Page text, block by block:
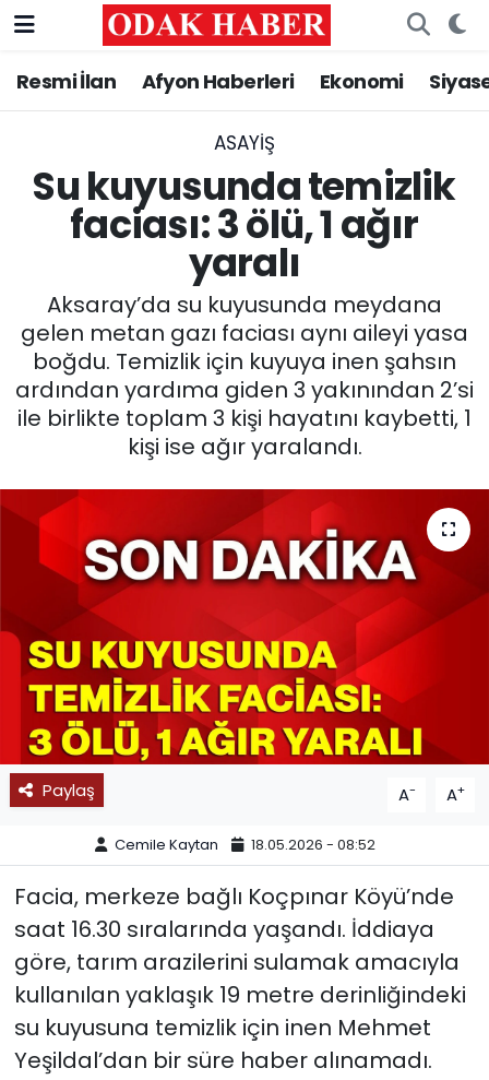
Resmi İlan Afyon Haberleri Ekonomi
ASAYİŞ
Su kuyusunda temizlik
faciası: 3 ölü, 1 ağır
yaralı
Aksaray’da su kuyusunda meydana
gelen metan gazı faciası aynı aileyi yasa
boğdu. Temizlik için kuyuya inen şahsın
ardından yardıma giden 3 yakınından 2’si
ile birlikte toplam 3 kişi hayatını kaybetti, 1
kişi ise ağır yaralandı.
Paylaş A- A+
Cemile Kaytan 18.05.2026 - 08:52
Facia, merkeze bağlı Koçpınar Köyü’nde
saat 16.30 sıralarında yaşandı. İddiaya
göre, tarım arazilerini sulamak amacıyla
kullanılan yaklaşık 19 metre derinliğindeki
su kuyusuna temizlik için inen Mehmet
Yeşildal’dan bir süre haber alınamadı.
AFYONKARAHİSAR HABERLERİ
ASAYİŞ
SİYASET
EĞİTİM
MAGAZİN
SPOR
11:11 MANŞET
Nöbetçi Eczaneler
Trafik Durumu
Süper Lig Puan Durumu ve Fikstür
Tüm Manşetler
Son Dakika Haberleri
Haber Arşivi